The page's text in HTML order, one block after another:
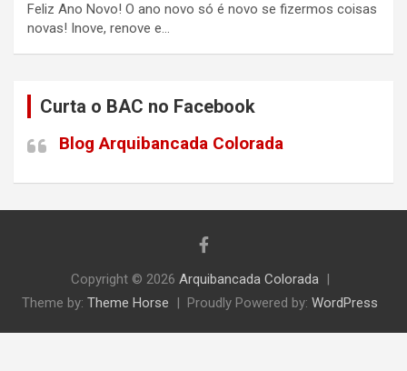
Feliz Ano Novo! O ano novo só é novo se fizermos coisas
novas! Inove, renove e…
Curta o BAC no Facebook
Blog Arquibancada Colorada
Copyright © 2026 Arquibancada Colorada
Theme by: Theme Horse Proudly Powered by: WordPress